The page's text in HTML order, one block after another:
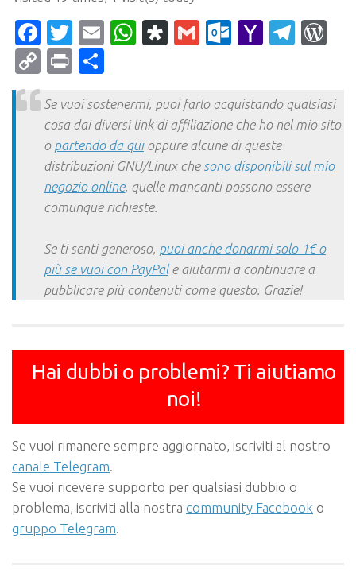
Facebook
Twitter
EmailWhatsApp
Diaspora
Gmail Yahoo
CopyPrint
Se vuoi sostenermi, puoi farlo acquistando qualsiasi
cosa dai diversi link di affiliazione che ho nel mio sito
o partendo da quioppure alcune di queste
distribuzioni GNU/Linux che sono disponibili sul mio
negozio online, quelle mancanti possono essere
comunque richieste.
Se ti senti generoso, puoi anche donarmi solo 1€ o
più se vuoi con PayPale aiutarmi a continuare a
pubblicare più contenuti come questo. Grazie!
Hai dubbi o problemi? Ti aiutiamo
noi!
Se vuoi rimanere sempre aggiornato, iscriviti al nostro
canale Telegram
Se vuoi ricevere supporto per qualsiasi dubbio o
problema, iscriviti alla nostra community Facebook o
gruppo Telegram